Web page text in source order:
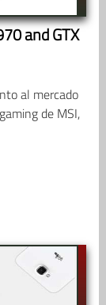
and GTX
al mercado
de MSI,